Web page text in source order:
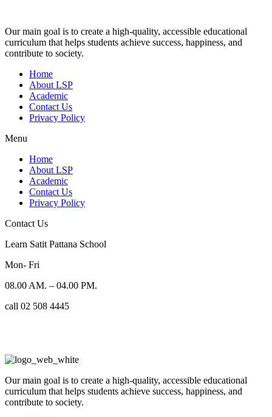
Our main goal is to create a high-quality, accessible educational
curriculum that helps students achieve success, happiness, and
contribute to society.
Home
About LSP
Academic
Contact Us
Privacy Policy
Menu
Home
About LSP
Academic
Contact Us
Privacy Policy
Contact Us
Learn Satit Pattana School
Mon- Fri
08.00 AM. – 04.00 PM.
call 02 508 4445
Our main goal is to create a high-quality, accessible educational
curriculum that helps students achieve success, happiness, and
contribute to society.